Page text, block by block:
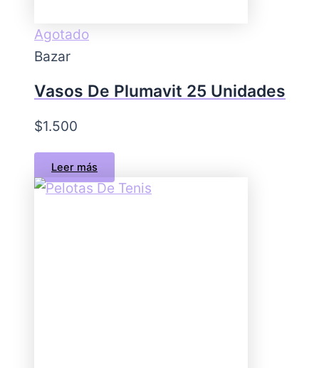
Agotado
Bazar
Vasos De Plumavit 25 Unidades
$1.500
Leer más